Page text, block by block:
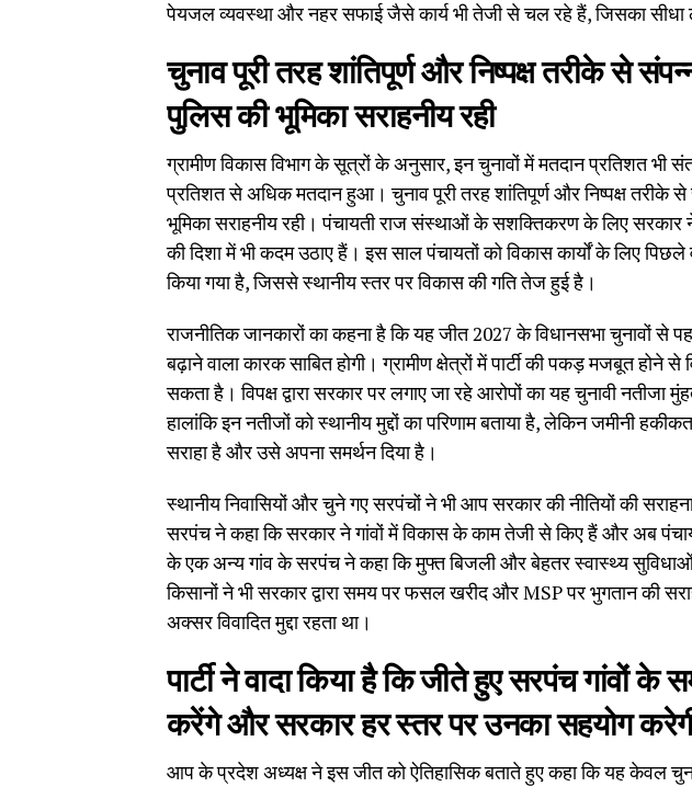
पेयजल व्यवस्था और नहर सफाई जैसे कार्य भी तेजी से चल रहे हैं, जिसका सीधा
चुनाव पूरी तरह शांतिपूर्ण और निष्पक्ष तरीके से
पुलिस की भूमिका सराहनीय रही
ग्रामीण विकास विभाग के सूत्रों के अनुसार, इन चुनावों में मतदान प्रतिशत भी
प्रतिशत से अधिक मतदान हुआ। चुनाव पूरी तरह शांतिपूर्ण और निष्पक्ष
भूमिका सराहनीय रही। पंचायती राज संस्थाओं के सशक्तिकरण के लिए
की दिशा में भी कदम उठाए हैं। इस साल पंचायतों को विकास कार्यों के लिए
किया गया है, जिससे स्थानीय स्तर पर विकास की गति तेज हुई है।
राजनीतिक जानकारों का कहना है कि यह जीत 2027 के विधानसभा चुनावों
बढ़ाने वाला कारक साबित होगी। ग्रामीण क्षेत्रों में पार्टी की पकड़ मजबूत होने
सकता है। विपक्ष द्वारा सरकार पर लगाए जा रहे आरोपों का यह चुनावी
हालांकि इन नतीजों को स्थानीय मुद्दों का परिणाम बताया है, लेकिन जमीनी
सराहा है और उसे अपना समर्थन दिया है।
स्थानीय निवासियों और चुने गए सरपंचों ने भी आप सरकार की नीतियों की
सरपंच ने कहा कि सरकार ने गांवों में विकास के काम तेजी से किए हैं और अब
के एक अन्य गांव के सरपंच ने कहा कि मुफ्त बिजली और बेहतर स्वास्थ्य सुविधाओं ने
किसानों ने भी सरकार द्वारा समय पर फसल खरीद और MSP पर भुगतान की
अक्सर विवादित मुद्दा रहता था।
पार्टी ने वादा किया है कि जीते हुए सरपंच गांवों
करेंगे और सरकार हर स्तर पर उनका सहयोग
आप के प्रदेश अध्यक्ष ने इस जीत को ऐतिहासिक बताते हुए कहा कि यह केवल